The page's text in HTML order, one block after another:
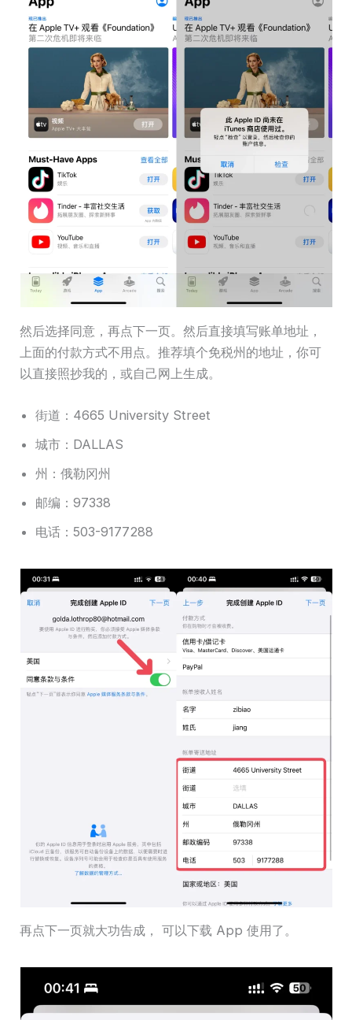
然后选择同意，再点下一页。然后直接填写账单地址，
上面的付款方式不用点。推荐填个免税州的地址，你可
以直接照抄我的，或自己网上生成。
街道：4665 University Street
城市：DALLAS
州：俄勒冈州
邮编：97338
电话：503-9177288
再点下一页就大功告成， 可以下载 App 使用了。